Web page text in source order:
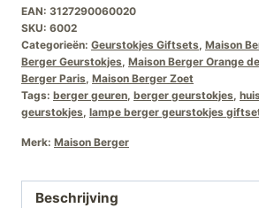
Giftset
Orange-
de-
Cannelle
aantal
EAN: 3127290060020
SKU: 6002
Categorieën: Geurstokjes Giftsets, Maison
Berger Geurstokjes, Maison Berger Orange
Berger Paris, Maison Berger Zoet
Tags: berger geuren, berger geurstokjes,
geurstokjes, lampe berger geurstokjes
Merk: Maison Berger
Beschrijving